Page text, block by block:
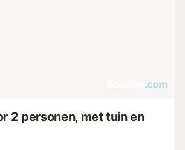
2 personen, met tuin en